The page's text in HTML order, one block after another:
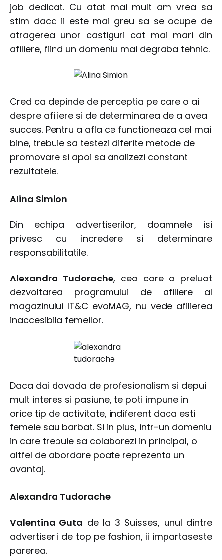
job dedicat. Cu atat mai mult am vrea sa
stim daca ii este mai greu sa se ocupe de
atragerea unor castiguri cat mai mari din
afiliere, fiind un domeniu mai degraba tehnic.
Cred ca depinde de perceptia pe care o ai
despre afiliere si de determinarea de a avea
succes. Pentru a afla ce functioneaza cel mai
bine, trebuie sa testezi diferite metode de
promovare si apoi sa analizezi constant
rezultatele.
Alina Simion
Din echipa advertiserilor, doamnele isi
privesc cu incredere si determinare
responsabilitatile.
Alexandra Tudorache, cea care a preluat
dezvoltarea programului de afiliere al
magazinului IT&C evoMAG, nu vede afilierea
inaccesibila femeilor.
Daca dai dovada de profesionalism si depui
mult interes si pasiune, te poti impune in
orice tip de activitate, indiferent daca esti
femeie sau barbat. Si in plus, intr-un domeniu
in care trebuie sa colaborezi in principal, o
altfel de abordare poate reprezenta un
avantaj.
Alexandra Tudorache
Valentina Guta de la 3 Suisses, unul dintre
advertiserii de top pe fashion, ii impartaseste
parerea.